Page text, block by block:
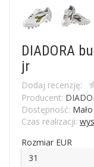
DIADORA
jr
Dodaj recenzję:
Producent:
Dostępność: Mało
Czas realizacji:
Rozmiar EUR
31